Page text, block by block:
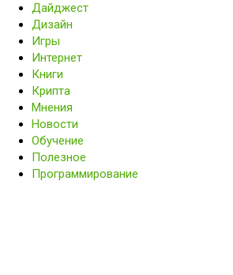
Дайджест
Дизайн
Игры
Интернет
Книги
Крипта
Мнения
Новости
Обучение
Полезное
Программирование